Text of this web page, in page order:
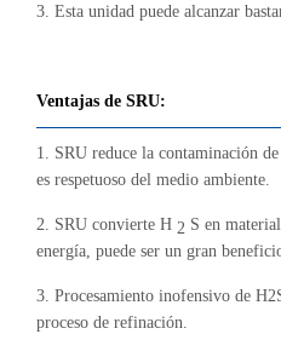
3. Esta unidad puede alcanzar
Ventajas de SRU:
1. SRU reduce la contaminación
es respetuoso del medio ambiente.
2. SRU convierte H 2 S en
energía, puede ser un gran
3. Procesamiento inofensivo de
proceso de refinación.